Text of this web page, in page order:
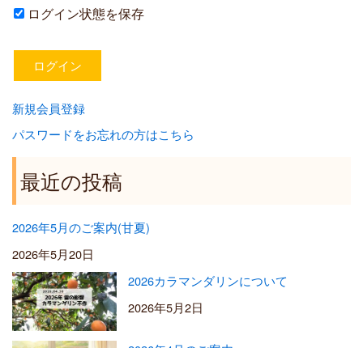
ログイン状態を保存
新規会員登録
パスワードをお忘れの方はこちら
最近の投稿
2026年5月のご案内(甘夏)
2026年5月20日
2026カラマンダリンについて
2026年5月2日